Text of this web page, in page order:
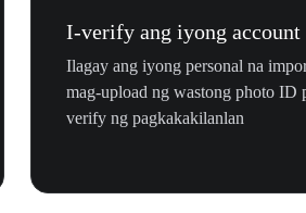
I-verify ang iyong account
Ilagay ang iyong personal na
mag-upload ng wastong photo ID
verify ng pagkakakilanlan